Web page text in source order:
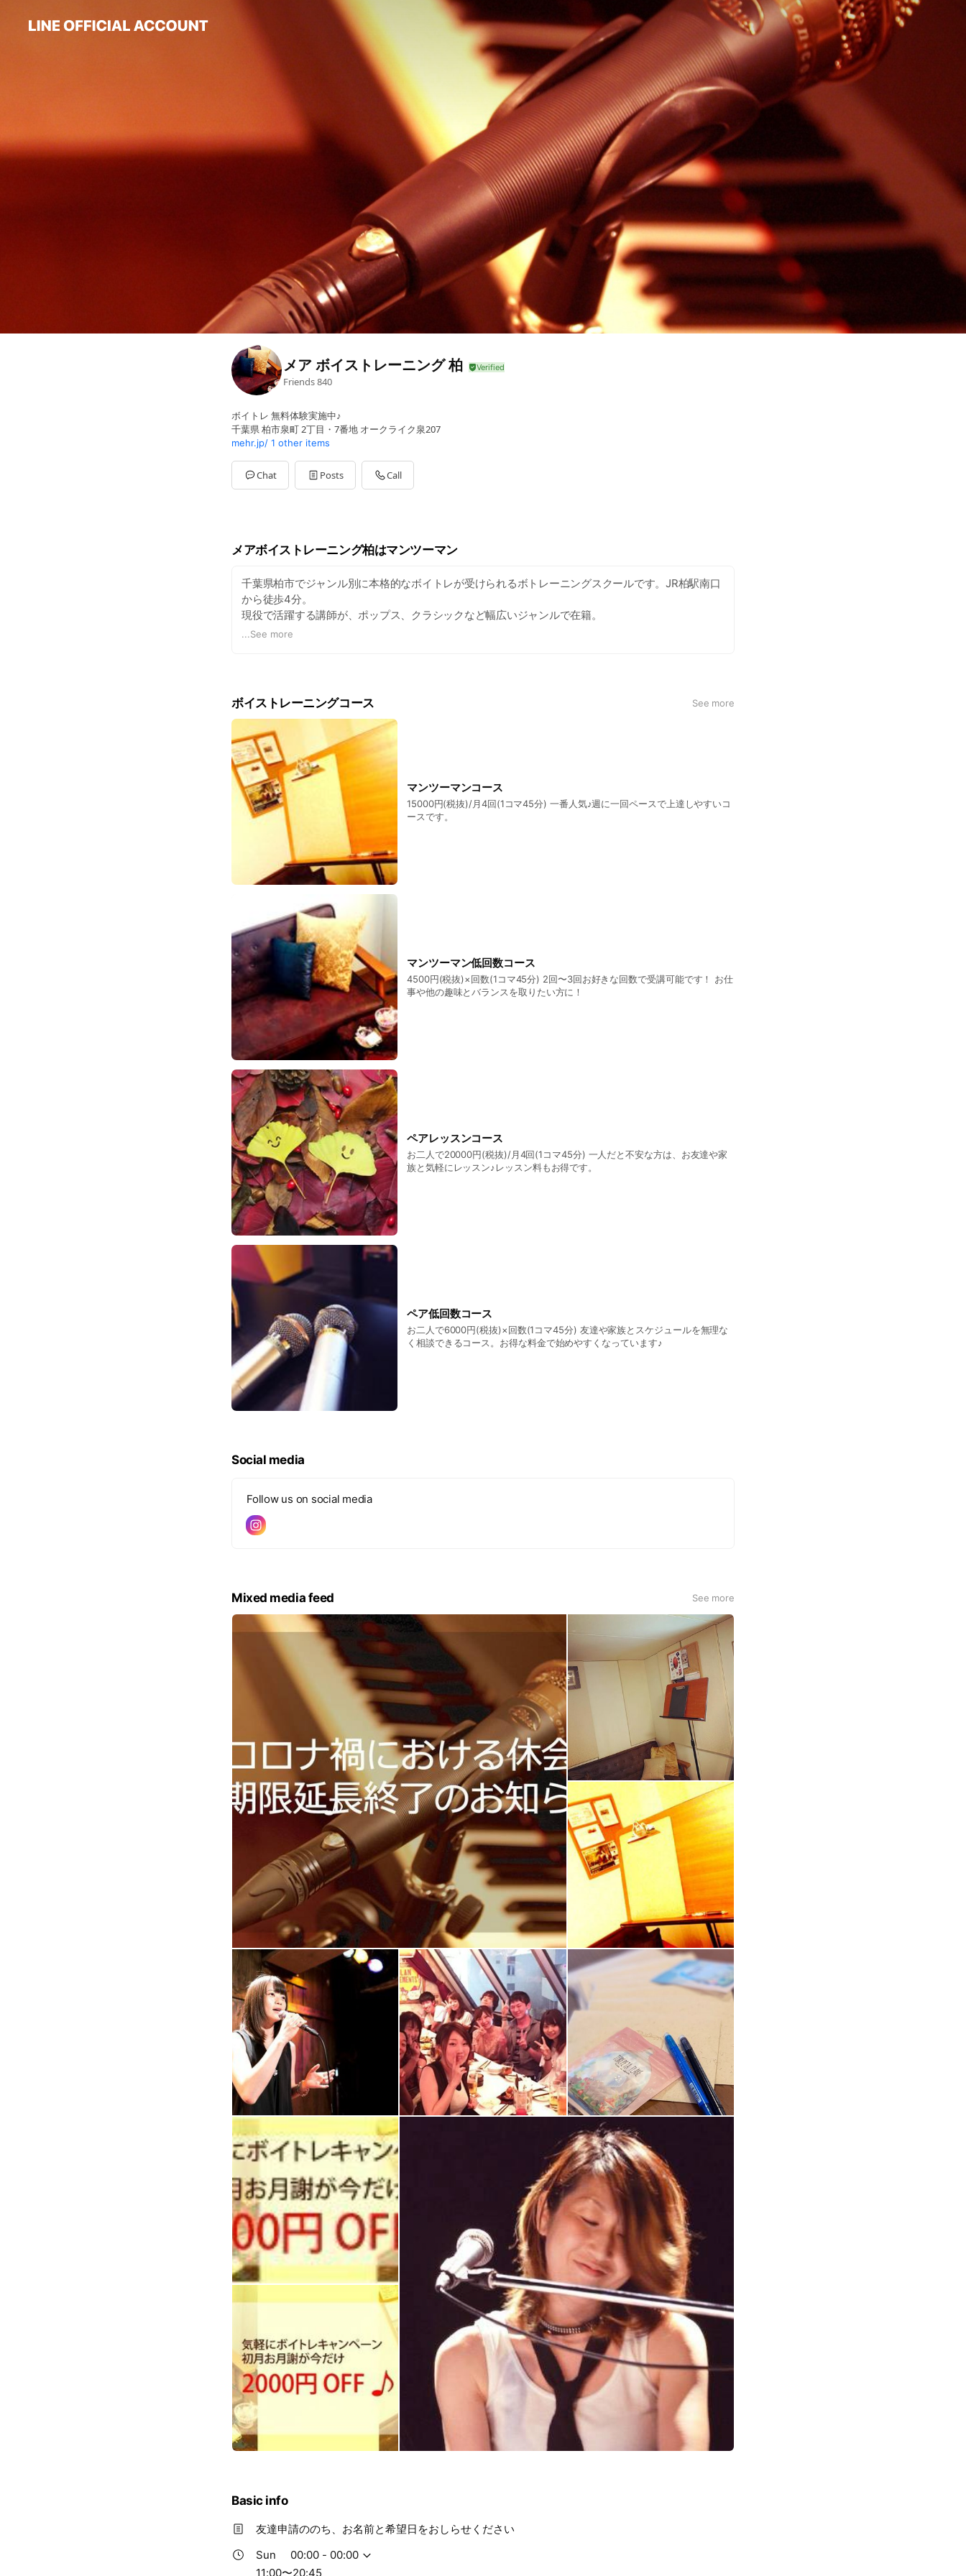
メア ボイストレーニング 柏
Friends840
ボイトレ 無料体験実施中♪
千葉県 柏市泉町 2丁目・7番地 オークライク泉207
mehr.jp/ 1 other items
Chat Posts Call
メアボイストレーニング柏はマンツーマン
千葉県柏市でジャンル別に本格的なボイトレが受けられるボトレーニングスクールです。JR柏駅南口
から徒歩4分。
現役で活躍する講師が、ポップス、クラシックなど幅広いジャンルで在籍。
個人の小規模運営でアットホーム。 年数回の交流会や、発表会も人気です。 お友達登録後、気軽に
...See more
ボイストレーニングコース See more
マンツーマンコース
15000円(税抜)/月4回(1コマ45分) 一番人気♪週に一回ペースで上達しやすいコ
ースです。
マンツーマン低回数コース
4500円(税抜)×回数(1コマ45分) 2回〜3回お好きな回数で受講可能です！ お仕
事や他の趣味とバランスを取りたい方に！
ペアレッスンコース
お二人で20000円(税抜)/月4回(1コマ45分) 一人だと不安な方は、お友達や家
族と気軽にレッスン♪レッスン料もお得です。
ペア低回数コース
お二人で6000円(税抜)×回数(1コマ45分) 友達や家族とスケジュールを無理な
く相談できるコース。お得な料金で始めやすくなっています♪
Social media
Follow us on social media
Mixed media feed See more
Basic info
友達申請ののち、お名前と希望日をおしらせください
Sun
00:00 - 00:00
11:00〜20:45